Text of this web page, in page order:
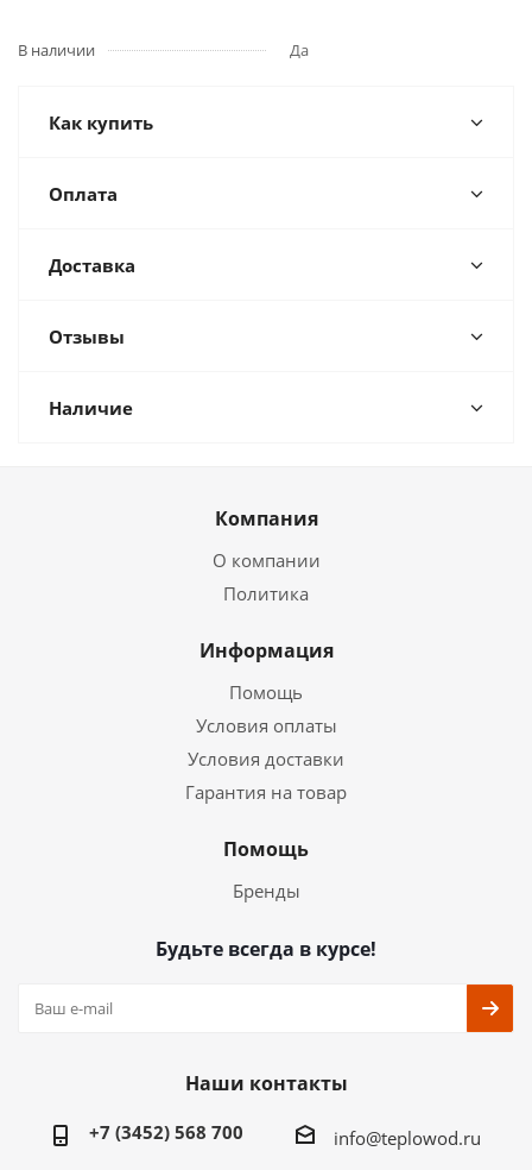
В наличии Да
Как купить
Оплата
Доставка
Отзывы
Наличие
Компания
О компании
Политика
Информация
Помощь
Условия оплаты
Условия доставки
Гарантия на товар
Помощь
Бренды
Будьте всегда в курсе!
Наши контакты
+7 (3452) 568 700 info@teplowod.ru